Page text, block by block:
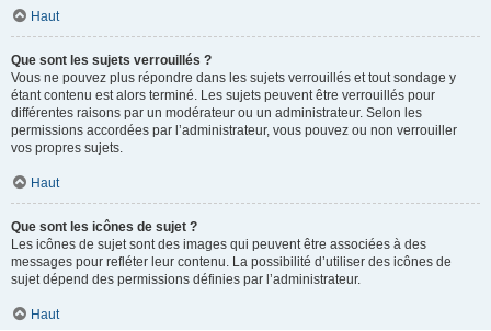
Haut
Que sont les sujets verrouillés ?
Vous ne pouvez plus répondre dans les sujets verrouillés et tout sondage y
étant contenu est alors terminé. Les sujets peuvent être verrouillés pour
différentes raisons par un modérateur ou un administrateur. Selon les
permissions accordées par l’administrateur, vous pouvez ou non verrouiller
vos propres sujets.
Haut
Que sont les icônes de sujet ?
Les icônes de sujet sont des images qui peuvent être associées à des
messages pour refléter leur contenu. La possibilité d’utiliser des icônes de
sujet dépend des permissions définies par l’administrateur.
Haut